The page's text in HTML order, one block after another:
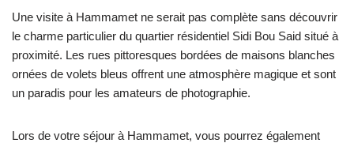
Une visite à Hammamet ne serait pas complète sans découvrir
le charme particulier du quartier résidentiel Sidi Bou Said situé à
proximité. Les rues pittoresques bordées de maisons blanches
ornées de volets bleus offrent une atmosphère magique et sont
un paradis pour les amateurs de photographie.
Lors de votre séjour à Hammamet, vous pourrez également